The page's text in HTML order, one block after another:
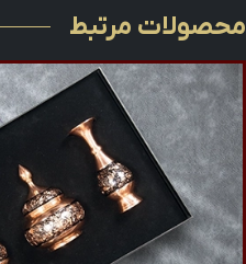
محصولات مرتبط